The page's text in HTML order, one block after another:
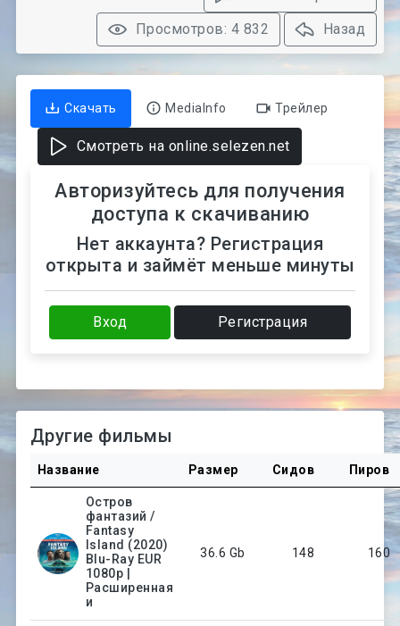
Просмотров: 4 832
Назад
Скачать MediaInfo Трейлер
Смотреть на online.selezen.net
Авторизуйтесь для получения
доступа к скачиванию
Нет аккаунта? Регистрация
открыта и займёт меньше минуты
Вход Регистрация
Другие фильмы
Название Размер Сидов Пиров
Остров
фантазий /
Fantasy
Island (2020)
Blu-Ray EUR
1080p |
Расширенная
и
36.6 Gb 148 160